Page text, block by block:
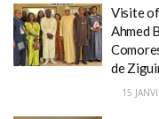
Visite
Ahmed
de
15